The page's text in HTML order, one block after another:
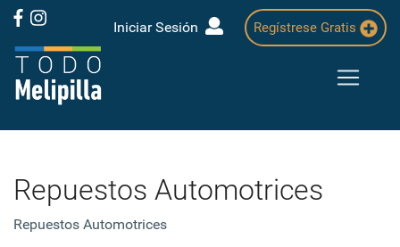
Iniciar Sesión Regístrese Gratis
Repuestos Automotrices
Repuestos Automotrices